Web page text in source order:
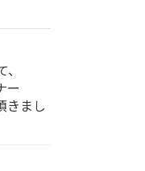
ー
きまし